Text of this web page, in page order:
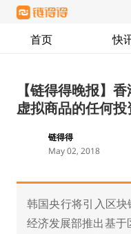
首页 快
【链得得晚报】
虚拟商品的任何投
链得得
May 02, 2018
韩国央行将引入区
经济发展部推出基